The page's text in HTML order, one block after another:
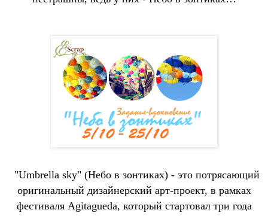
"Umbrella sky" (Небо в зонтиках) - это потрясающий
оригинальный дизайнерский арт-проект, в рамках
фестиваля Agitagueda, который стартовал три года